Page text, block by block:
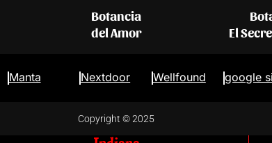
Botancia
del Amor
El
Manta Nextdoor Wellfound google
Copyright © 2025